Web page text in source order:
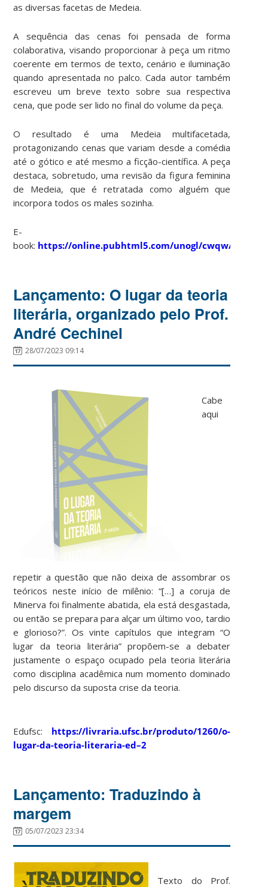
as diversas facetas de Medeia.
A sequência das cenas foi pensada de forma
colaborativa, visando proporcionar à peça um ritmo
coerente em termos de texto, cenário e iluminação
quando apresentada no palco. Cada autor também
escreveu um breve texto sobre sua respectiva
cena, que pode ser lido no final do volume da peça.
O resultado é uma Medeia multifacetada,
protagonizando cenas que variam desde a comédia
até o gótico e até mesmo a ficção-científica. A peça
destaca, sobretudo, uma revisão da figura feminina
de Medeia, que é retratada como alguém que
incorpora todos os males sozinha.
E-
book: https://online.pubhtml5.com/unogl/cwqw/#p=1
Lançamento: O lugar da teoria
literária, organizado pelo Prof.
André Cechinel
28/07/2023 09:14
Cabe
aqui
repetir a questão que não deixa de assombrar os
teóricos neste início de milênio: “[…] a coruja de
Minerva foi finalmente abatida, ela está desgastada,
ou então se prepara para alçar um último voo, tardio
e glorioso?”. Os vinte capítulos que integram “O
lugar da teoria literária” propõem-se a debater
justamente o espaço ocupado pela teoria literária
como disciplina acadêmica num momento dominado
pelo discurso da suposta crise da teoria.
Edufsc: https://livraria.ufsc.br/produto/1260/o-
lugar-da-teoria-literaria-ed–2
Lançamento: Traduzindo à
margem
05/07/2023 23:34
Texto do Prof.